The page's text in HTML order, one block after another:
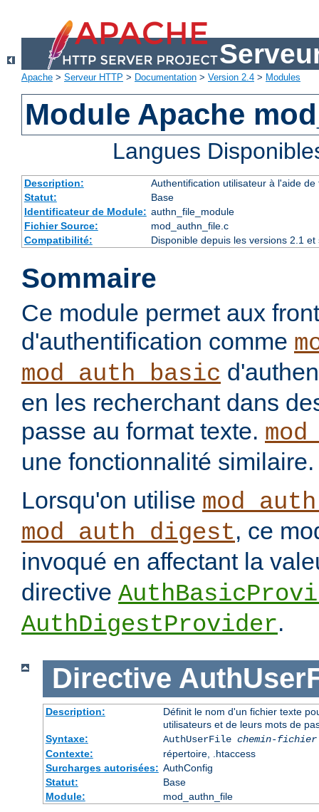
Apache > Serveur HTTP > Documentation > Version 2.4 > Modules
Module Apache
Langues
Description:
Authentification utilisateur à l'aide de
Statut:
Base
Identificateur de Module: authn_file_module
Fichier Source:
mod_authn_file.c
Compatibilité:
Disponible depuis les versions 2.1
Sommaire
Ce module permet aux
d'authentification comme
mod_auth_basic
en les recherchant dans
passe au format texte.
une fonctionnalité similaire.
Lorsqu'on utilise
mod_auth_digest, ce
invoqué en affectant la
directive
AuthDigestProvider.
Directive
Description:
Définit le nom d'un fichier texte
utilisateurs et de leurs mots de
Syntaxe:
AuthUserFile chemin-fichier
Contexte:
répertoire, .htaccess
Surcharges autorisées: AuthConfig
Statut:
Base
Module:
mod_authn_file